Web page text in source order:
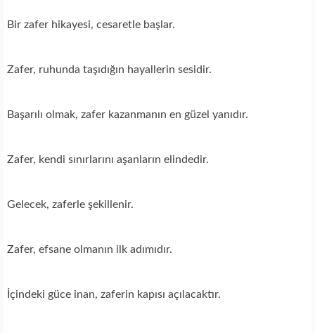
Bir zafer hikayesi, cesaretle başlar.
Zafer, ruhunda taşıdığın hayallerin sesidir.
Başarılı olmak, zafer kazanmanın en güzel yanıdır.
Zafer, kendi sınırlarını aşanların elindedir.
Gelecek, zaferle şekillenir.
Zafer, efsane olmanın ilk adımıdır.
İçindeki güce inan, zaferin kapısı açılacaktır.